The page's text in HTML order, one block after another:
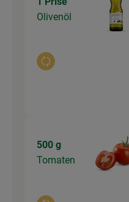
Olivenöl
Auswahl ändern
500 g
Tomaten